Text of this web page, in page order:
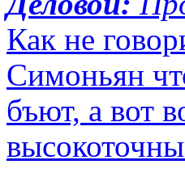
Как не
Симоньян
бъют, а вот